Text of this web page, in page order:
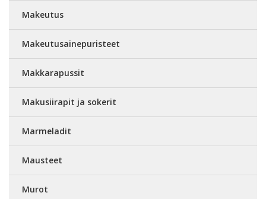
Makeutus
Makeutusainepuristeet
Makkarapussit
Makusiirapit ja sokerit
Marmeladit
Mausteet
Murot